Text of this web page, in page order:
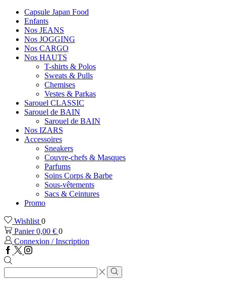
Capsule Japan Food
Enfants
Nos JEANS
Nos JOGGING
Nos CARGO
Nos HAUTS
T-shirts & Polos
Sweats & Pulls
Chemises
Vestes & Parkas
Sarouel CLASSIC
Sarouel de BAIN
Sarouel de BAIN
Nos IZARS
Accessoires
Sneakers
Couvre-chefs & Masques
Parfums
Soins Corps & Barbe
Sous-vêtements
Sacs & Ceintures
Promo
Wishlist 0
Panier0,00 € 0
Connexion / Inscription
Facebook
TwitterInstagram
Zone
de
Rechercher